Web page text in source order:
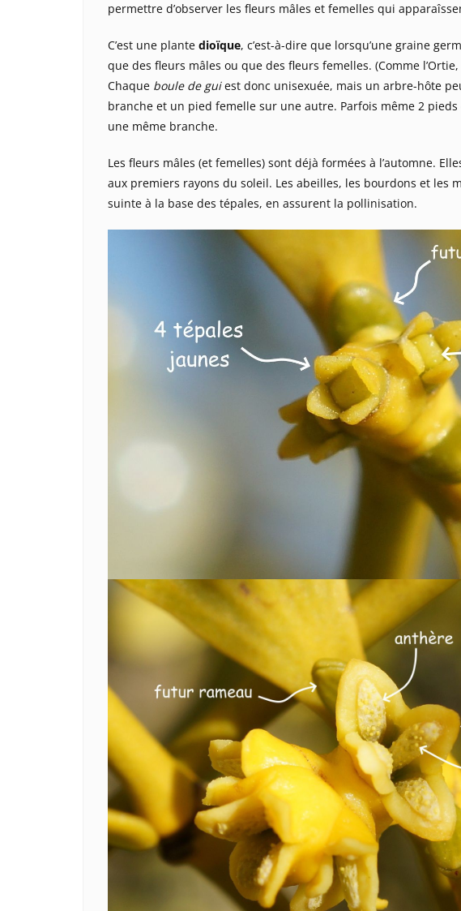
permettre d’observer les fleurs mâles et femelles qui
C’est une plante dioïque, c’est-à-dire que lorsqu’une graine
que des fleurs mâles ou que des fleurs femelles. (Comme
Chaque boule de guiest donc unisexuée, mais un arbre-hôte
branche et un pied femelle sur une autre. Parfois même 2 pieds
une même branche.
Les fleurs mâles (et femelles) sont déjà formées à l’automne.
aux premiers rayons du soleil. Les abeilles, les bourdons et les
suinte à la base des tépales, en assurent la pollinisation.